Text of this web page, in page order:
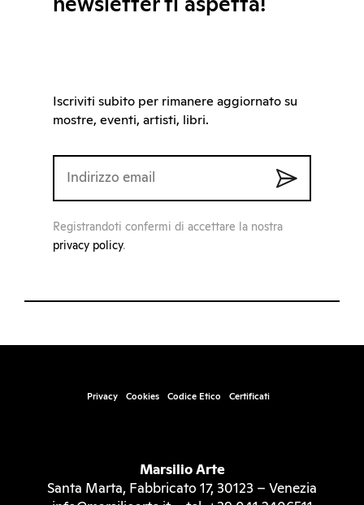
newsletter ti aspetta!
Iscriviti subito per rimanere aggiornato su
mostre, eventi, artisti, libri.
Registrandoti confermi di accettare la nostra
privacy policy.
Privacy Cookies Codice Etico Certificati
Marsilio Arte
Santa Marta, Fabbricato 17, 30123 – Venezia